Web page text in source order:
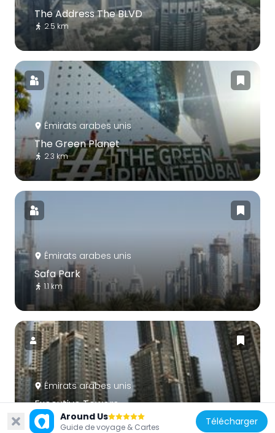
The Address The BLVD
2.5 km
Émirats arabes unis
The Green Planet
2.3 km
Émirats arabes unis
Safa Park
1.1 km
Émirats arabes unis
Executive Towers
959 mAround Us
Guide de voyage & Cartes Télécharger